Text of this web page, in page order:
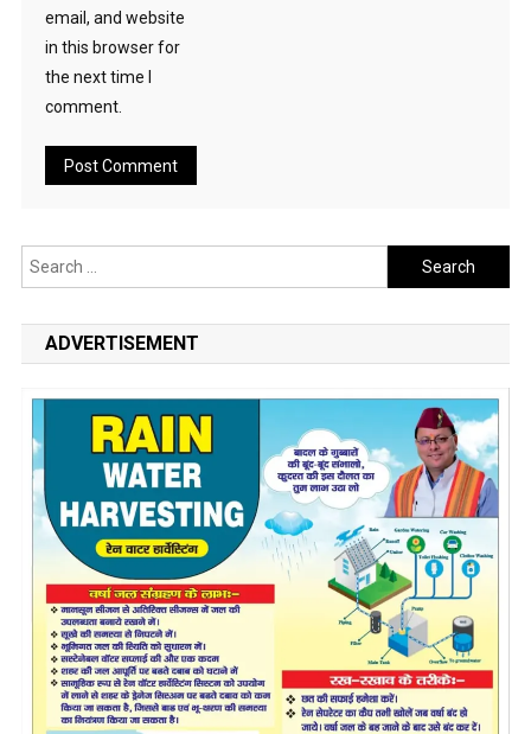
email, and website
in this browser for
the next time I
comment.
Search
for:
ADVERTISEMENT